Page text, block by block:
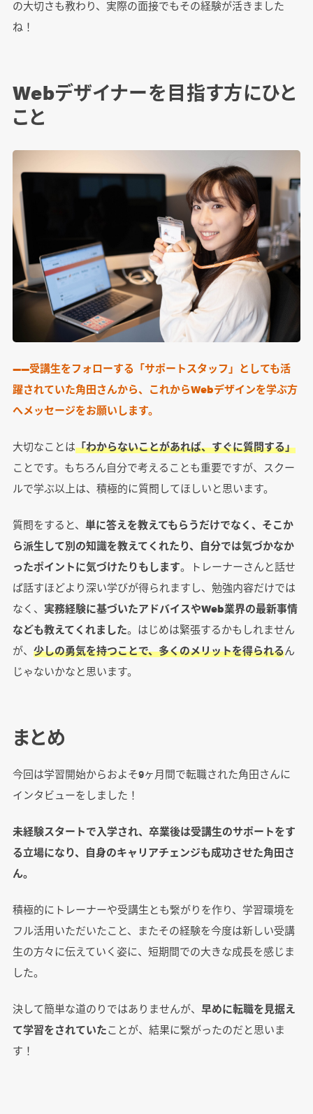
の大切さも教わり、実際の面接でもその経験が活きました
ね！
Webデザイナーを目指す方にひと
こと
――受講生をフォローする「サポートスタッフ」としても活
躍されていた角田さんから、これからWebデザインを学ぶ方
へメッセージをお願いします。
大切なことは「わからないことがあれば、すぐに質問する」
ことです。もちろん自分で考えることも重要ですが、スクー
ルで学ぶ以上は、積極的に質問してほしいと思います。
質問をすると、 単に答えを教えてもらうだけでなく、そこか
ら派生して別の知識を教えてくれたり、自分では気づかなか
ったポイントに気づけたりもします。トレーナーさんと話せ
ば話すほどより深い学びが得られますし、勉強内容だけでは
なく、 実務経験に基づいたアドバイスやWeb業界の最新事情
なども教えてくれました。はじめは緊張するかもしれません
が、 少しの勇気を持つことで、多くのメリットを得られるん
じゃないかなと思います。
まとめ
今回は学習開始からおよそ9ヶ月間で転職された角田さんに
インタビューをしました！
未経験スタートで入学され、卒業後は受講生のサポートをす
る立場になり、自身のキャリアチェンジも成功させた角田さ
ん。
積極的にトレーナーや受講生とも繋がりを作り、学習環境を
フル活用いただいたこと、またその経験を今度は新しい受講
生の方々に伝えていく姿に、短期間での大きな成長を感じま
した。
決して簡単な道のりではありませんが、 早めに転職を見据え
て学習をされていたことが、結果に繋がったのだと思いま
す！